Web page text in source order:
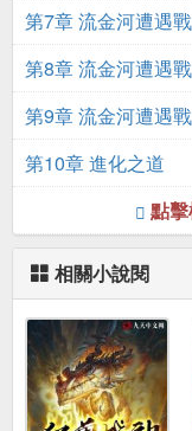
第7章 流金河遭遇戰
第8章 流金河遭遇戰
第9章 流金河遭遇戰
第10章 進化之道
點
相關小說閱